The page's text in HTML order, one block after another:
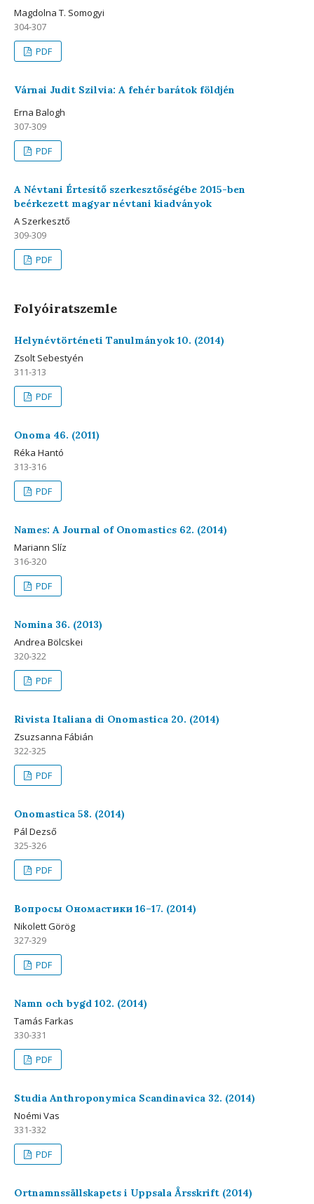
Magdolna T. Somogyi
304-307
PDF
Várnai Judit Szilvia: A fehér barátok földjén
Erna Balogh
307-309
PDF
A Névtani Értesítő szerkesztőségébe 2015-ben
beérkezett magyar névtani kiadványok
A Szerkesztő
309-309
PDF
Folyóiratszemle
Helynévtörténeti Tanulmányok 10. (2014)
Zsolt Sebestyén
311-313
PDF
Onoma 46. (2011)
Réka Hantó
313-316
PDF
Names: A Journal of Onomastics 62. (2014)
Mariann Slíz
316-320
PDF
Nomina 36. (2013)
Andrea Bölcskei
320-322
PDF
Rivista Italiana di Onomastica 20. (2014)
Zsuzsanna Fábián
322-325
PDF
Onomastica 58. (2014)
Pál Dezső
325-326
PDF
Вопросы Ономастики 16–17. (2014)
Nikolett Görög
327-329
PDF
Namn och bygd 102. (2014)
Tamás Farkas
330-331
PDF
Studia Anthroponymica Scandinavica 32. (2014)
Noémi Vas
331-332
PDF
Ortnamnssällskapets i Uppsala Årsskrift (2014)